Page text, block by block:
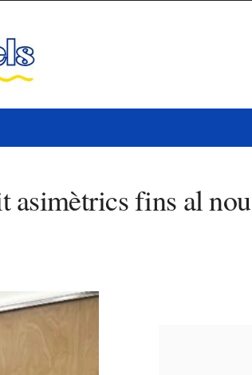
asimètrics fins al